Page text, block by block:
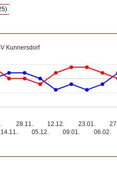
Kunnersdorf
14.11.
28.11.
05.12.
12.12.
09.01.
23.01.
06.02.